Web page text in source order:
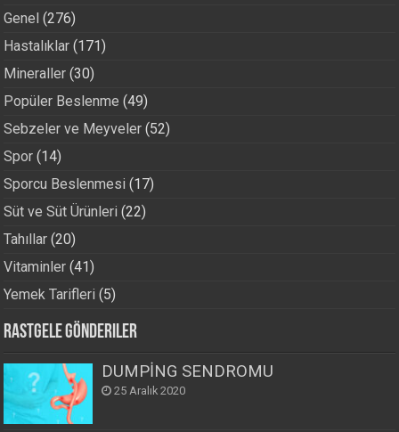
Genel (276)
Hastalıklar (171)
Mineraller (30)
Popüler Beslenme (49)
Sebzeler ve Meyveler (52)
Spor (14)
Sporcu Beslenmesi (17)
Süt ve Süt Ürünleri (22)
Tahıllar (20)
Vitaminler (41)
Yemek Tarifleri (5)
Rastgele Gönderiler
DUMPİNG SENDROMU
25 Aralık 2020